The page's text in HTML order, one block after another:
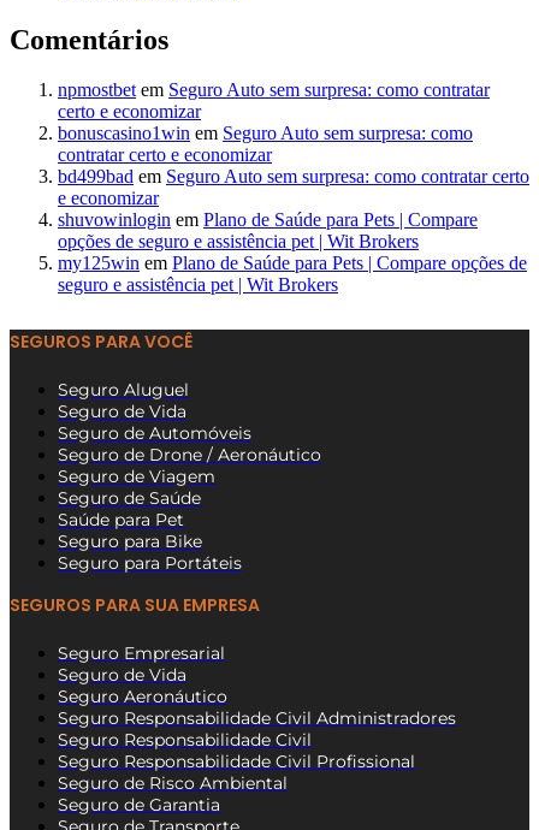
Comentários
npmostbetem Seguro Auto sem surpresa: como contratar
certo e economizar
bonuscasino1win em Seguro Auto sem surpresa: como
contratar certo e economizar
bd499bad em Seguro Auto sem surpresa: como contratar certo
e economizar
shuvowinlogin em Plano de Saúde para Pets | Compare
opções de seguro e assistência pet | Wit Brokers
my125win em Plano de Saúde para Pets | Compare opções de
seguro e assistência pet | Wit Brokers
SEGUROS PARA VOCÊ
Seguro Aluguel
Seguro de Vida
Seguro de Automóveis
Seguro de Drone / Aeronáutico
Seguro de Viagem
Seguro de Saúde
Saúde para Pet
Seguro para Bike
Seguro para Portáteis
SEGUROS PARA SUA EMPRESA
Seguro Empresarial
Seguro de Vida
Seguro Aeronáutico
Seguro Responsabilidade Civil Administradores
Seguro Responsabilidade Civil
Seguro Responsabilidade Civil Profissional
Seguro de Risco Ambiental
Seguro de Garantia